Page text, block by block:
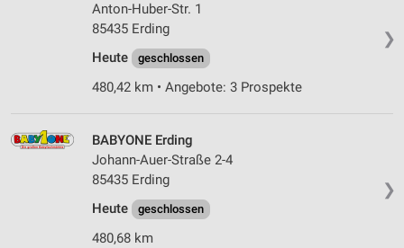
❯
Anton-Huber-Str. 1
85435 Erding
Heute
geschlossen
480,42 km • Angebote: 3 Prospekte
❯
BABYONE Erding
Johann-Auer-Straße 2-4
85435 Erding
Heute
geschlossen
480,68 km